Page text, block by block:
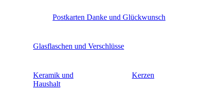
Postkarten Danke und Glückwunsch
Glasflaschen und Verschlüsse
Keramik und
Haushalt
Kerzen